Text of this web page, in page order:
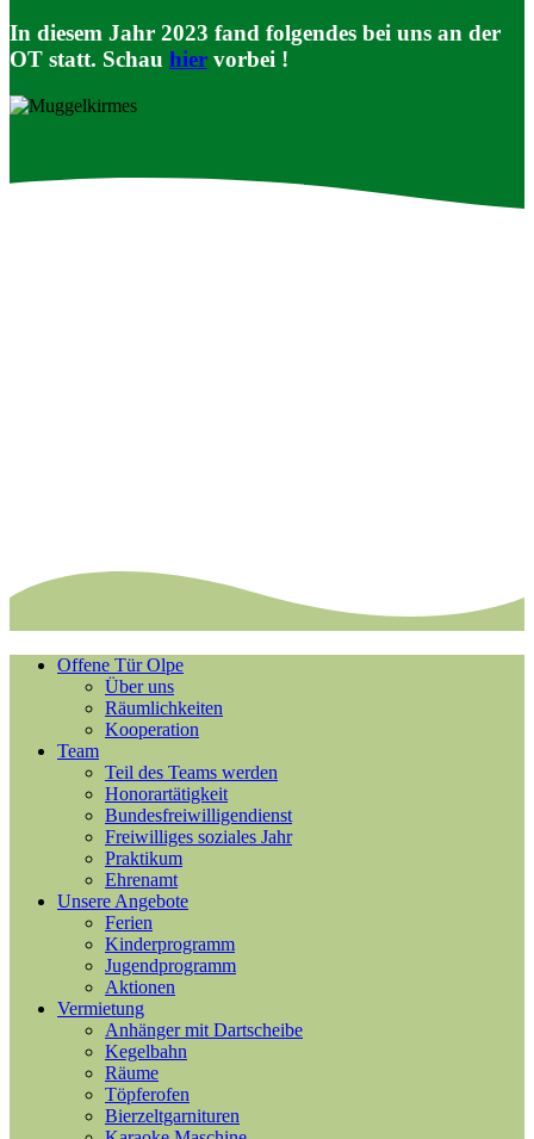
In diesem Jahr 2023 fand folgendes bei uns an der
OT statt. Schau hier vorbei !
Offene Tür Olpe
Über uns
Räumlichkeiten
Kooperation
Team
Teil des Teams werden
Honorartätigkeit
Bundesfreiwilligendienst
Freiwilliges soziales Jahr
Praktikum
Ehrenamt
Unsere Angebote
Ferien
Kinderprogramm
Jugendprogramm
Aktionen
Vermietung
Anhänger mit Dartscheibe
Kegelbahn
Räume
Töpferofen
Bierzeltgarnituren